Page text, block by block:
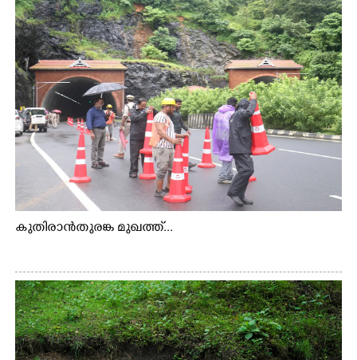
കുതിരാൻതുരങ്ക മുഖത്ത്...